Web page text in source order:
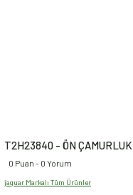
T2H23840 - ÖN
0 Puan - 0 Yorum
jaguar Markalı Tüm Ürünler